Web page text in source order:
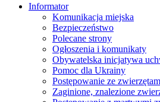
Informator
Komunikacja miejska
Bezpieczeństwo
Polecane strony
Ogłoszenia i komunikaty
Obywatelska inicjatywa
Pomoc dla Ukrainy
Postępowanie ze
Zaginione, znalezione